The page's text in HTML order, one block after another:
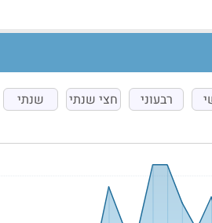
רבעוני חצי שנתי שנתי